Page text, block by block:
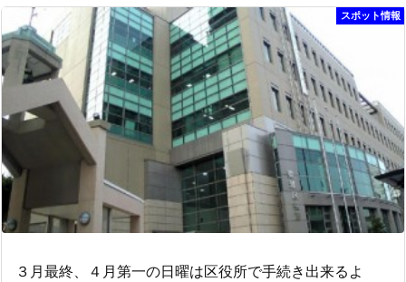
スポット情報
３月最終、４月第一の日曜は区役所で手続き出来るよ